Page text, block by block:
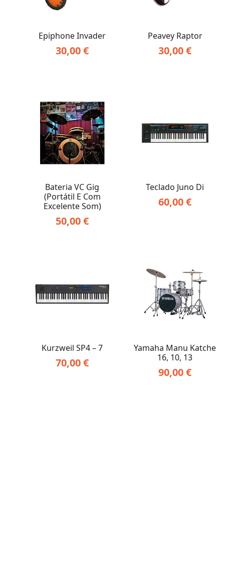
Epiphone Invader
30,00€
Peavey Raptor
30,00€
Bateria VC Gig
(portátil E Com
Excelente Som)
50,00€
Teclado Juno Di
60,00€
Kurzweil SP4 – 7
70,00€
Yamaha Manu Katche
16, 10, 13
90,00€